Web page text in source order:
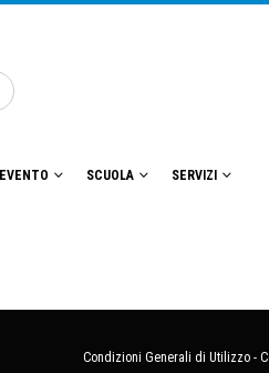
SCUOLA SERVIZI
Condizioni Generali di Utilizzo -